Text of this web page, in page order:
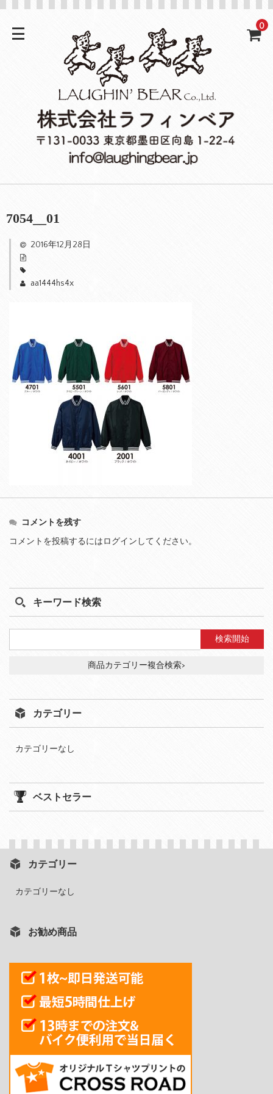
0
7054__01
2016年12月28日
aa1444hs4x
コメントを残す
コメントを投稿するにはログイン してください。
キーワード検索
商品カテゴリー複合検索>
カテゴリー
カテゴリーなし
ベストセラー
カテゴリー
カテゴリーなし
お勧め商品